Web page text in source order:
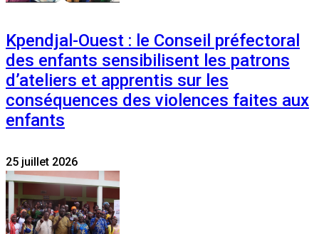
Kpendjal-Ouest : le Conseil préfectoral
des enfants sensibilisent les patrons
d’ateliers et apprentis sur les
conséquences des violences faites aux
enfants
25 juillet 2026